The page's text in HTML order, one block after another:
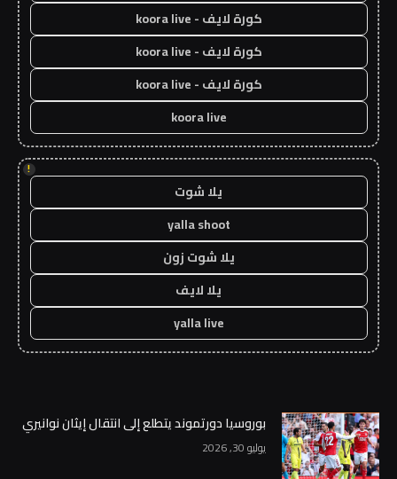
كورة لايف - koora live
كورة لايف - koora live
كورة لايف - koora live
koora live
!
يلا شوت
yalla shoot
يلا شوت زون
يلا لايف
yalla live
بوروسيا دورتموند يتطلع إلى انتقال إيثان نوانيري
يوليو 30, 2026